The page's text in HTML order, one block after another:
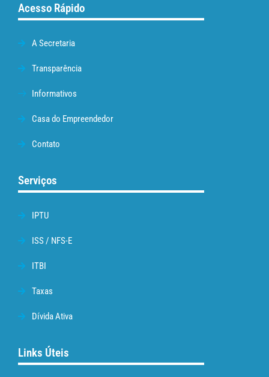
Acesso Rápido
A Secretaria
Transparência
Informativos
Casa do Empreendedor
Contato
Serviços
IPTU
ISS / NFS-E
ITBI
Taxas
Dívida Ativa
Links Úteis